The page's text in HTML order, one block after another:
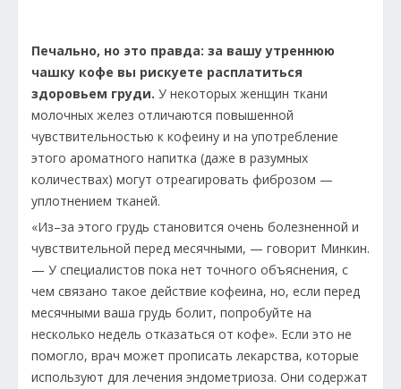
Печально, но это правда: за вашу утреннюю
чашку кофе вы рискуете расплатиться
здоровьем груди. У некоторых женщин ткани
молочных желез отличаются повышенной
чувствительностью к кофеину и на употребление
этого ароматного напитка (даже в разумных
количествах) могут отреагировать фиброзом —
уплотнением тканей.
«Из–за этого грудь становится очень болезненной и
чувствительной перед месячными, — говорит Минкин.
— У специалистов пока нет точного объяснения, с
чем связано такое действие кофеина, но, если перед
месячными ваша грудь болит, попробуйте на
несколько недель отказаться от кофе». Если это не
помогло, врач может прописать лекарства, которые
используют для лечения эндометриоза. Они содержат